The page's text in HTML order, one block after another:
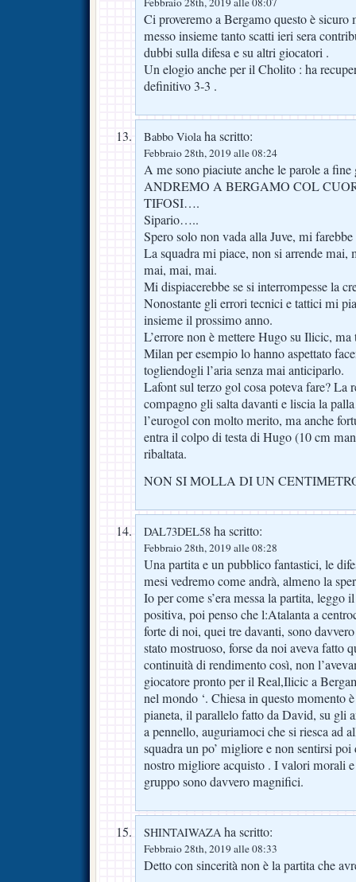
Ci proveremo a Bergamo questo è sicuro
messo insieme tanto scatti ieri sera
dubbi sulla difesa e su altri giocatori .
Un elogio anche per il Cholito : ha
definitivo 3-3 .
Babbo Violaha scritto:
Febbraio 28th, 2019 alle 08:24
A me sono piaciute anche le parole a fine
ANDREMO A BERGAMO COL
TIFOSI….
Sipario…..
Spero solo non vada alla Juve, mi
La squadra mi piace, non si arrende
mai, mai, mai.
Mi dispiacerebbe se si interrompesse la
Nonostante gli errori tecnici e tattici mi
insieme il prossimo anno.
L’errore non è mettere Hugo su Ilicic,
Milan per esempio lo hanno aspettato
togliendogli l’aria senza mai anticiparlo.
Lafont sul terzo gol cosa poteva fare? La
compagno gli salta davanti e liscia la
l’eurogol con molto merito, ma anche
entra il colpo di testa di Hugo (10 cm
ribaltata.
NON SI MOLLA DI UN
DAL73DEL58 ha scritto:
Febbraio 28th, 2019 alle 08:28
Una partita e un pubblico fantastici, le
mesi vedremo come andrà, almeno la
Io per come s’era messa la partita, leggo
positiva, poi penso che l:Atalanta a
forte di noi, quei tre davanti, sono
stato mostruoso, forse da noi aveva fatto
continuità di rendimento così, non
giocatore pronto per il Real,Ilicic a
nel mondo ‘. Chiesa in questo momento
pianeta, il parallelo fatto da David, su gli
a pennello, auguriamoci che si riesca ad
squadra un po’ migliore e non sentirsi
nostro migliore acquisto . I valori morali
gruppo sono davvero magnifici.
SHINTAIWAZA ha scritto:
Febbraio 28th, 2019 alle 08:33
Detto con sincerità non è la partita che